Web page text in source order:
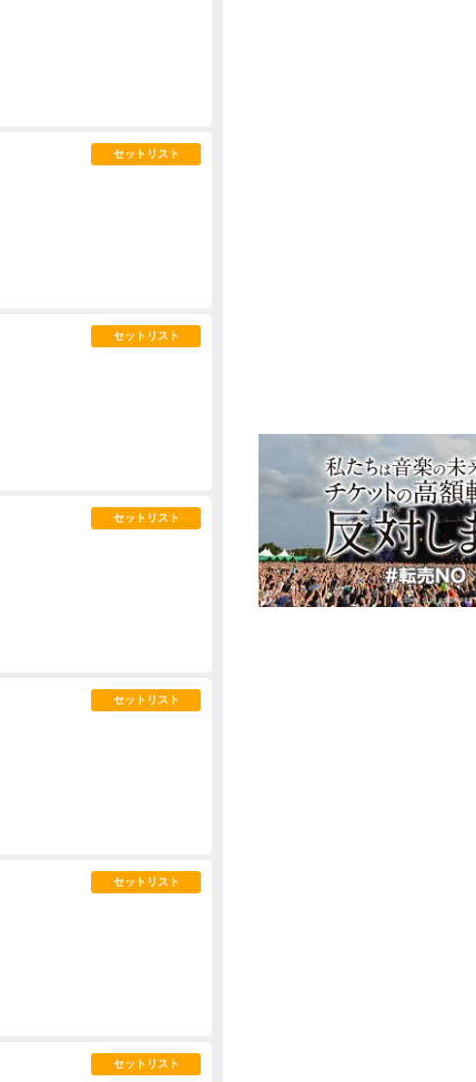
セットリスト
セットリスト
セットリスト
セットリスト
セットリスト
セットリスト